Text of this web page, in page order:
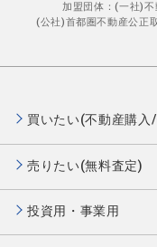
加盟団体：(一社)
(公社)首都圏不動産公正
買いたい(不動産購入
売りたい(無料査定)
投資用・事業用